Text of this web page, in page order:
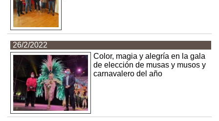
26/2/2022
Color, magia y alegría en la gala
de elección de musas y musos y
carnavalero del año